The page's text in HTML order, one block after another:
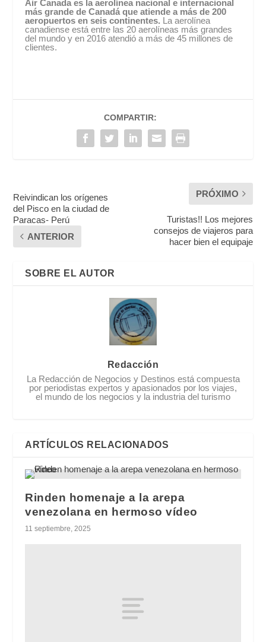
Air Canada es la aerolínea nacional e internacional
más grande de Canadá que atiende a más de 200
aeropuertos en seis continentes. La aerolínea
canadiense está entre las 20 aerolíneas más grandes
del mundo y en 2016 atendió a más de 45 millones de
clientes.
COMPARTIR:
Reivindican los orígenes
del Pisco en la ciudad de
Paracas- Perú
ANTERIOR
PRÓXIMO
Turistas!! Los mejores
consejos de viajeros para
hacer bien el equipaje
SOBRE EL AUTOR
Redacción
La Redacción de Negocios y Destinos está compuesta
por periodistas expertos y apasionados por los viajes,
el mundo de los negocios y la industria del turismo
ARTÍCULOS RELACIONADOS
Rinden homenaje a la arepa
venezolana en hermoso vídeo
11 septiembre, 2025